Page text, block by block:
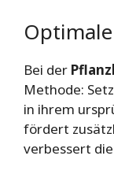
Bei der
Methode:
in ihrem
fördert
verbessert